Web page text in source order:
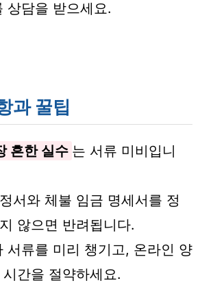
상담을 받으세요.
과 꿀팁
흔한 실수 는 서류 미비입니
서와 체불 임금 명세서를 정
않으면 반려됩니다.
서류를 미리 챙기고, 온라인 양
간을 절약하세요.